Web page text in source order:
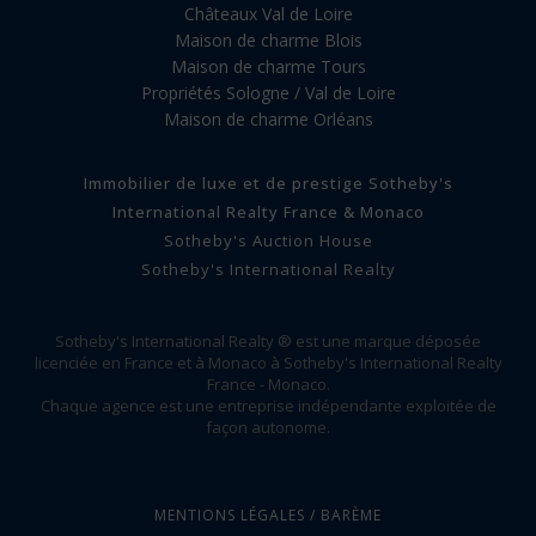
Châteaux Val de Loire
Maison de charme Blois
Maison de charme Tours
Propriétés Sologne / Val de Loire
Maison de charme Orléans
Immobilier de luxe et de prestige Sotheby's
International Realty France & Monaco
Sotheby's Auction House
Sotheby's International Realty
Sotheby's International Realty ® est une marque déposée
licenciée en France et à Monaco à Sotheby's International Realty
France - Monaco.
Chaque agence est une entreprise indépendante exploitée de
façon autonome.
MENTIONS LÉGALES / BARÈME